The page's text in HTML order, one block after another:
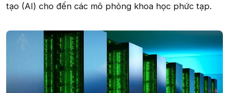
tạo (AI) cho đến các mô phỏng khoa học phức tạp.